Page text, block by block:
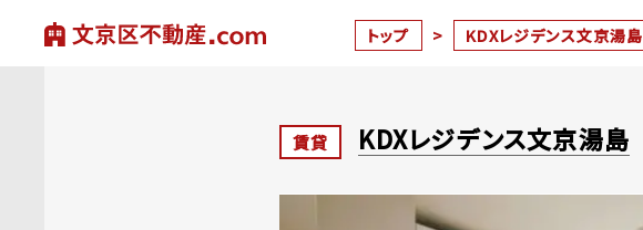
トップ > KDXレジデンス文京湯島
賃貸 KDXレジデンス文京湯島